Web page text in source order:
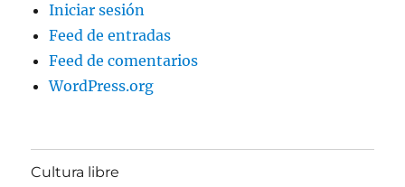
Iniciar sesión
Feed de entradas
Feed de comentarios
WordPress.org
Cultura libre